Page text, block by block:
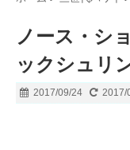
ノース・シ
ックシュリ
2017/09/24 2017/